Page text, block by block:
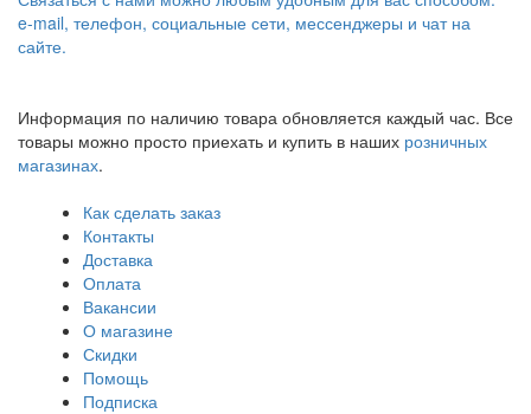
e-mail, телефон, социальные сети, мессенджеры и чат на
сайте.
Информация по наличию товара обновляется каждый час. Все
товары можно просто приехать и купить в наших розничных
магазинах.
Как сделать заказ
Контакты
Доставка
Оплата
Вакансии
О магазине
Скидки
Помощь
Подписка